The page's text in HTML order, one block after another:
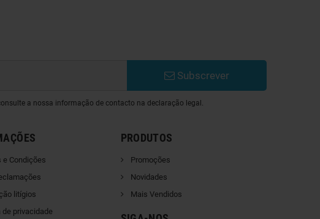
Subscrever
a nossa informação de contacto na declaração legal.
e Condições
litígios
de privacidade
PRODUTOS
Promoções
Novidades
Mais Vendidos